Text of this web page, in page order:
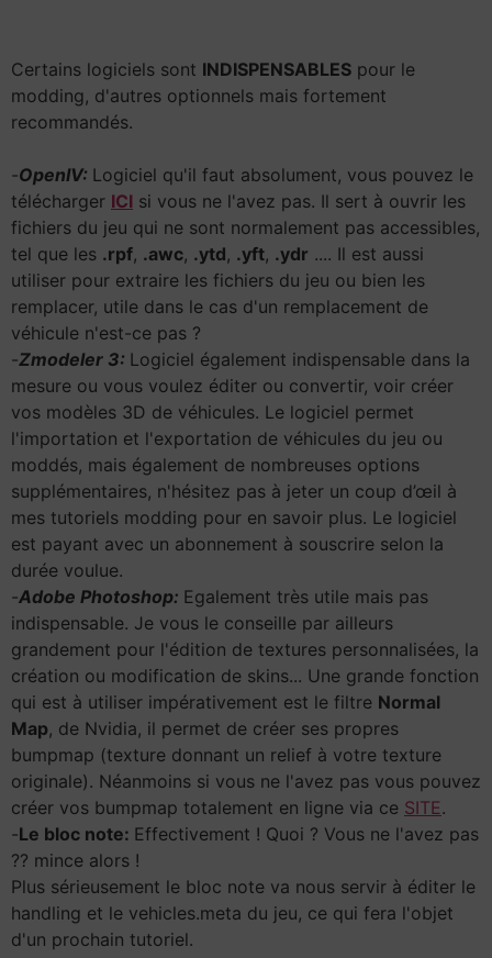
Certains logiciels sont INDISPENSABLES pour le
modding, d'autres optionnels mais fortement
recommandés.
-OpenIV: Logiciel qu'il faut absolument, vous pouvez le
télécharger ICI si vous ne l'avez pas. Il sert à ouvrir les
fichiers du jeu qui ne sont normalement pas accessibles,
tel que les .rpf, .awc, .ytd, .yft, .ydr .... Il est aussi
utiliser pour extraire les fichiers du jeu ou bien les
remplacer, utile dans le cas d'un remplacement de
véhicule n'est-ce pas ?
-Zmodeler 3: Logiciel également indispensable dans la
mesure ou vous voulez éditer ou convertir, voir créer
vos modèles 3D de véhicules. Le logiciel permet
l'importation et l'exportation de véhicules du jeu ou
moddés, mais également de nombreuses options
supplémentaires, n'hésitez pas à jeter un coup d’œil à
mes tutoriels modding pour en savoir plus. Le logiciel
est payant avec un abonnement à souscrire selon la
durée voulue.
-Adobe Photoshop: Egalement très utile mais pas
indispensable. Je vous le conseille par ailleurs
grandement pour l'édition de textures personnalisées, la
création ou modification de skins... Une grande fonction
qui est à utiliser impérativement est le filtre Normal
Map, de Nvidia, il permet de créer ses propres
bumpmap (texture donnant un relief à votre texture
originale). Néanmoins si vous ne l'avez pas vous pouvez
créer vos bumpmap totalement en ligne via ce SITE.
-Le bloc note: Effectivement ! Quoi ? Vous ne l'avez pas
?? mince alors !
Plus sérieusement le bloc note va nous servir à éditer le
handling et le vehicles.meta du jeu, ce qui fera l'objet
d'un prochain tutoriel.